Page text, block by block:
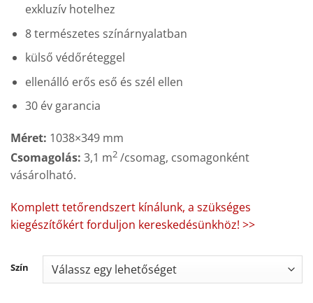
exkluzív hotelhez
8 természetes színárnyalatban
külső védőréteggel
ellenálló erős eső és szél ellen
30 év garancia
Méret: 1038×349 mm
Csomagolás: 3,1 m2 /csomag, csomagonként
vásárolható.
Komplett tetőrendszert kínálunk, a szükséges
kiegészítőkért forduljon kereskedésünkhöz! >>
Szín